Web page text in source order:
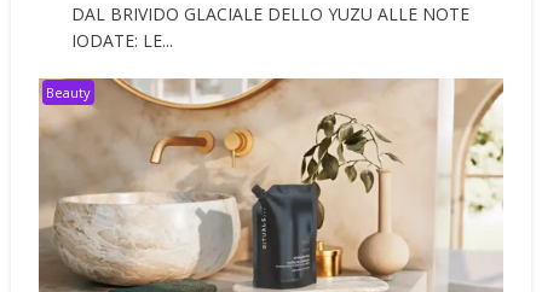
DAL BRIVIDO GLACIALE DELLO YUZU ALLE NOTE
IODATE: LE...
Beauty